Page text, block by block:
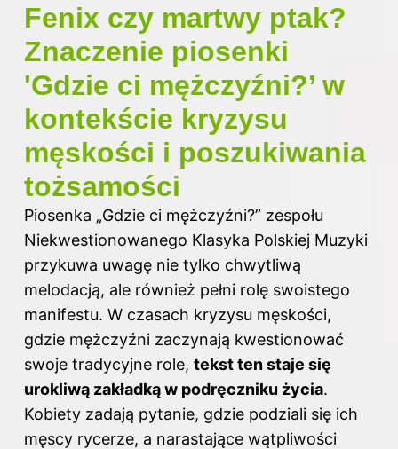
Fenix czy martwy ptak?
Znaczenie piosenki
'Gdzie ci mężczyźni?’ w
kontekście kryzysu
męskości i poszukiwania
tożsamości
Piosenka „Gdzie ci mężczyźni?” zespołu
Niekwestionowanego Klasyka Polskiej Muzyki
przykuwa uwagę nie tylko chwytliwą
melodacją, ale również pełni rolę swoistego
manifestu. W czasach kryzysu męskości,
gdzie mężczyźni zaczynają kwestionować
swoje tradycyjne role, tekst ten staje się
urokliwą zakładką w podręczniku życia.
Kobiety zadają pytanie, gdzie podziali się ich
męscy rycerze, a narastające wątpliwości